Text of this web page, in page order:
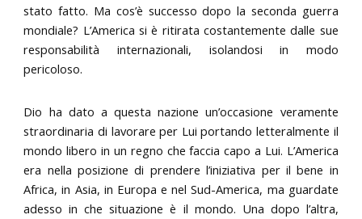
stato fatto. Ma cos’è successo dopo la seconda guerra
mondiale? L’America si è ritirata costantemente dalle sue
responsabilità internazionali, isolandosi in modo
pericoloso.
Dio ha dato a questa nazione un’occasione veramente
straordinaria di lavorare per Lui portando letteralmente il
mondo libero in un regno che faccia capo a Lui. L’America
era nella posizione di prendere l’iniziativa per il bene in
Africa, in Asia, in Europa e nel Sud-America, ma guardate
adesso in che situazione è il mondo. Una dopo l’altra,